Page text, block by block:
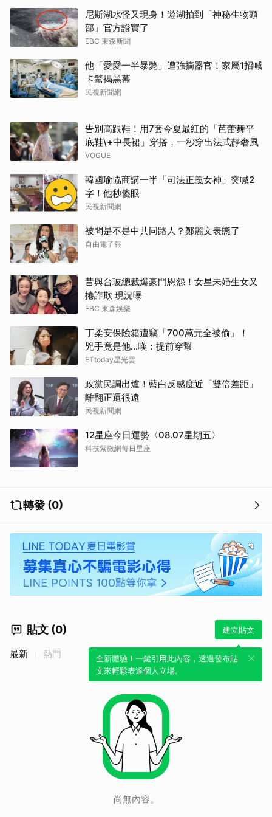
尼斯湖水怪又現身！遊湖拍到「神秘生物頭
部」官方證實了
EBC 東森新聞
他「愛愛一半暴斃」遭強摘器官！家屬1招喊
卡驚揭黑幕
民視新聞網
告別高跟鞋！用7套今夏最紅的「芭蕾舞平
底鞋\+中長裙」穿搭，一秒穿出法式靜奢風
VOGUE
韓國瑜協商講一半「司法正義女神」突喊2
字！他秒傻眼
民視新聞網
被問是不是中共同路人？鄭麗文表態了
自由電子報
昔與台玻總裁爆豪門恩怨！女星未婚生女又
捲詐欺 現況曝
EBC 東森娛樂
丁柔安保險箱遭竊「700萬元全被偷」！
兇手竟是他...嘆：提前穿幫
ETtoday星光雲
政黨民調出爐！藍白反感度近「雙倍差距」
離翻正還很遠
民視新聞網
12星座今日運勢〈08.07星期五〉
科技紫微網每日星座
轉發 (0)
貼文 (0) 建立貼文
全新體驗！一鍵引用此內容，透過發布貼
文來輕鬆表達個人立場。
最新 熱門
尚無內容。